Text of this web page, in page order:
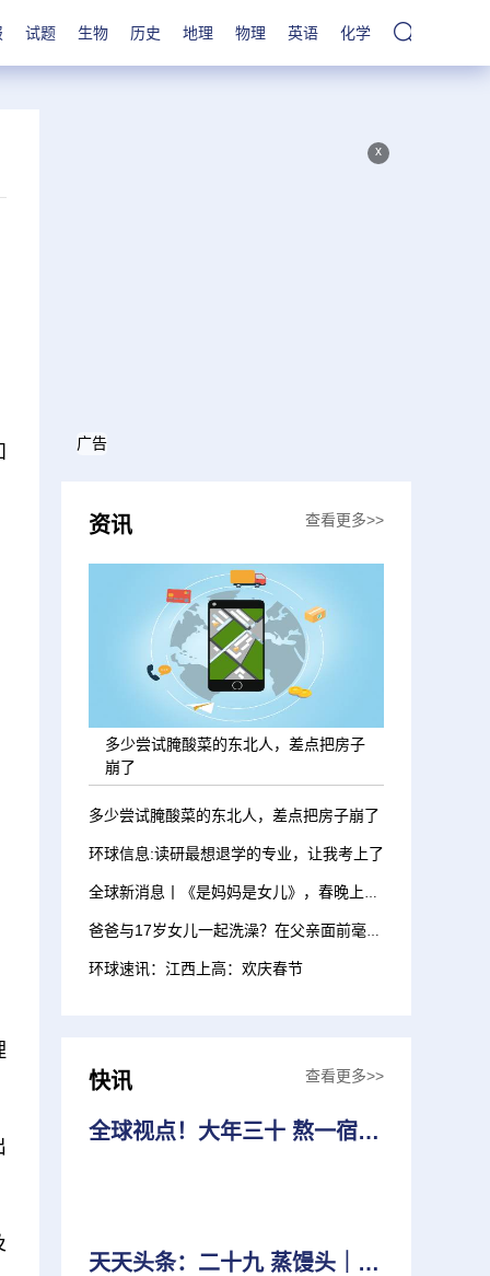
试题 生物 历史 地理 物理 英语 化学
x
广告
资讯 查看更多>>
多少尝试腌酸菜的东北人，差点把房子
崩了
多少尝试腌酸菜的东北人，差点把房子崩了
环球信息:读研最想退学的专业，让我考上了
全球新消息丨《是妈妈是女儿》，春晚上的这首歌听哭了
爸爸与17岁女儿一起洗澡？在父亲面前毫无隐私
环球速讯：江西上高：欢庆春节
快讯 查看更多>>
全球视点！大年三十 熬一宿｜带孩子一起知年俗
天天头条：二十九 蒸馒头｜带孩子一起知年俗